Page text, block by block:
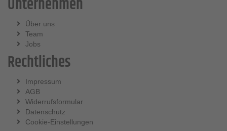
Unternehmen
Über uns
Team
Jobs
Rechtliches
Impressum
AGB
Widerrufsformular
Datenschutz
Cookie-Einstellungen